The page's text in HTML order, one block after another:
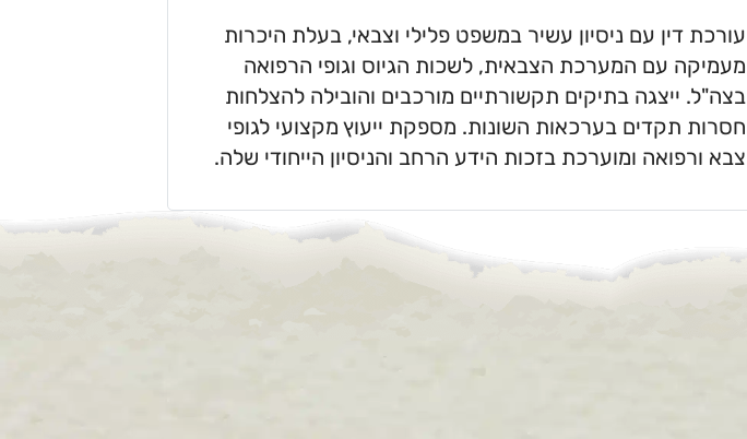
עורכת דין עם ניסיון עשיר במשפט פלילי וצבאי, בעלת היכרות
מעמיקה עם המערכת הצבאית, לשכות הגיוס וגופי הרפואה
בצה"ל. ייצגה בתיקים תקשורתיים מורכבים והובילה להצלחות
חסרות תקדים בערכאות השונות. מספקת ייעוץ מקצועי לגופי
צבא ורפואה ומוערכת בזכות הידע הרחב והניסיון הייחודי שלה.